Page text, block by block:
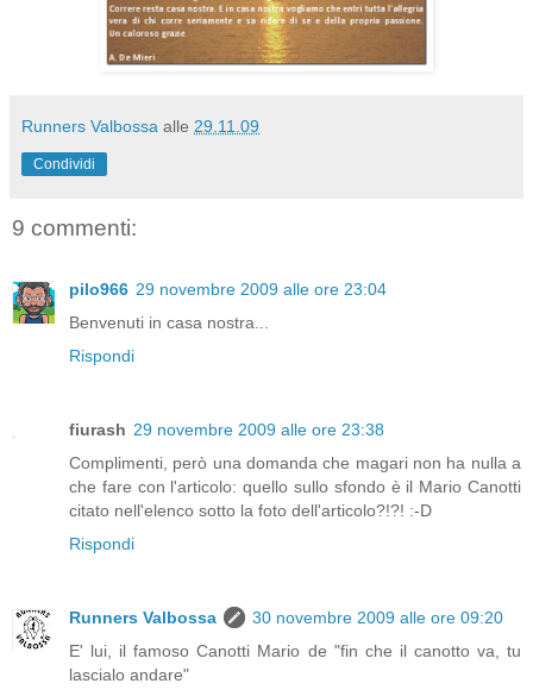
Runners Valbossa alle 29.11.09
Condividi
9 commenti:
pilo966 29 novembre 2009 alle ore 23:04
Benvenuti in casa nostra...
Rispondi
fiurash 29 novembre 2009 alle ore 23:38
Complimenti, però una domanda che magari non ha nulla a
che fare con l'articolo: quello sullo sfondo è il Mario Canotti
citato nell'elenco sotto la foto dell'articolo?!?! :-D
Rispondi
Runners Valbossa
30 novembre 2009 alle ore 09:20
E' lui, il famoso Canotti Mario de "fin che il canotto va, tu
lascialo andare"